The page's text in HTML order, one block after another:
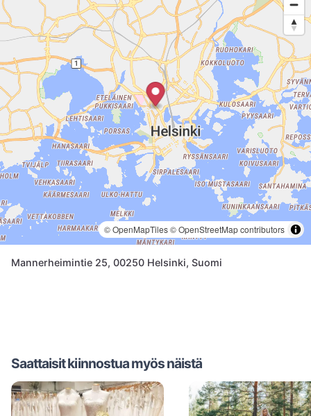
© OpenMapTiles© OpenStreetMap contributors
Mannerheimintie 25, 00250 Helsinki, Suomi
Saattaisit kiinnostua myös näistä